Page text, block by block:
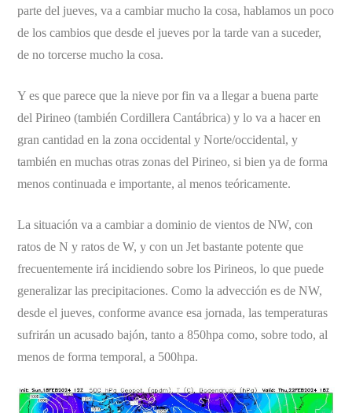
parte del jueves, va a cambiar mucho la cosa, hablamos un poco
de los cambios que desde el jueves por la tarde van a suceder,
de no torcerse mucho la cosa.
Y es que parece que la nieve por fin va a llegar a buena parte
del Pirineo (también Cordillera Cantábrica) y lo va a hacer en
gran cantidad en la zona occidental y Norte/occidental, y
también en muchas otras zonas del Pirineo, si bien ya de forma
menos continuada e importante, al menos teóricamente.
La situación va a cambiar a dominio de vientos de NW, con
ratos de N y ratos de W, y con un Jet bastante potente que
frecuentemente irá incidiendo sobre los Pirineos, lo que puede
generalizar las precipitaciones. Como la advección es de NW,
desde el jueves, conforme avance esa jornada, las temperaturas
sufrirán un acusado bajón, tanto a 850hpa como, sobre todo, al
menos de forma temporal, a 500hpa.